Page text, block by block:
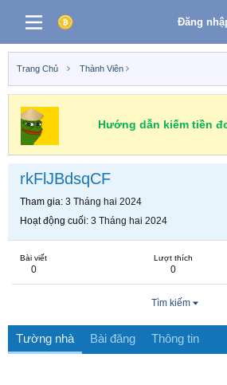
Đăng
Trang Chủ Thành Viên
Hướng dẫn kiếm tiền
rkFlJBdsqCF
Tham gia 3 Tháng hai 2024
Hoạt động cuối 3 Tháng hai 2024
Bài viết
0
Lượt thích
0
Tìm kiếm
Tường nhà Bài đăng Thông tin